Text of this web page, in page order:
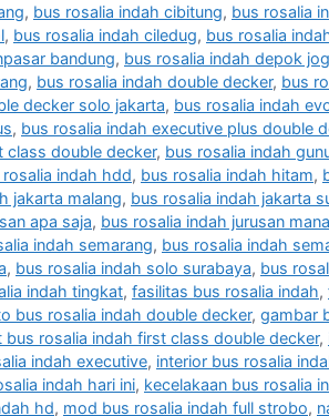
, bus rosalia indah cibitung, bus rosalia
, bus rosalia indah ciledug, bus rosalia
bandung, bus rosalia indah depok
, bus rosalia indah double decker, bus
decker solo jakarta, bus rosalia indah
, bus rosalia indah executive plus double
class double decker, bus rosalia indah
rosalia indah hdd, bus rosalia indah hitam,
jakarta malang, bus rosalia indah jakarta
apa saja, bus rosalia indah jurusan
indah semarang, bus rosalia indah
, bus rosalia indah solo surabaya, bus
indah tingkat, fasilitas bus rosalia indah,
bus rosalia indah double decker, gambar
bus rosalia indah first class double decker,
indah executive, interior bus rosalia
indah hari ini, kecelakaan bus rosalia
hd, mod bus rosalia indah full strobo,